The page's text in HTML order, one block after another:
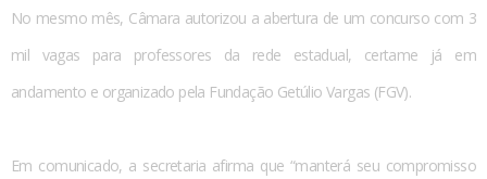
No mesmo mês, Câmara autorizou a abertura de um concurso com 3
mil vagas para professores da rede estadual, certame já em
andamento e organizado pela Fundação Getúlio Vargas (FGV).
Em comunicado, a secretaria afirma que “manterá seu compromisso